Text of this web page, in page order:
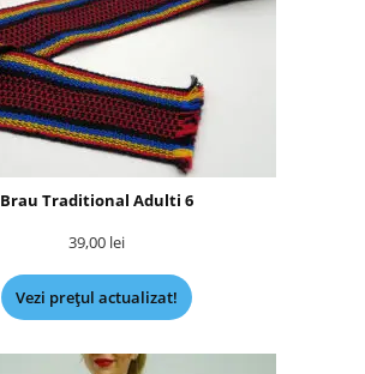
Brau Traditional Adulti 6
39,00 lei
Vezi prețul actualizat!